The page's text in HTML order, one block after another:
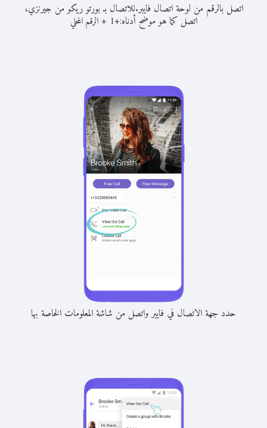
اتصل بالرقم من لوحة اتصال فايبر.للاتصال بـ بورتو ريكو من جيرنزي،
اتصل كما هو موضح أدناه:+
1
+الرقم المحلي
حدد جهة الاتصال في فايبر واتصل من شاشة المعلومات الخاصة بها